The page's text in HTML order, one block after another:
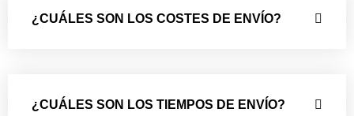
¿CUÁLES SON LOS COSTES DE ENVÍO?
¿CUÁLES SON LOS TIEMPOS DE ENVÍO?